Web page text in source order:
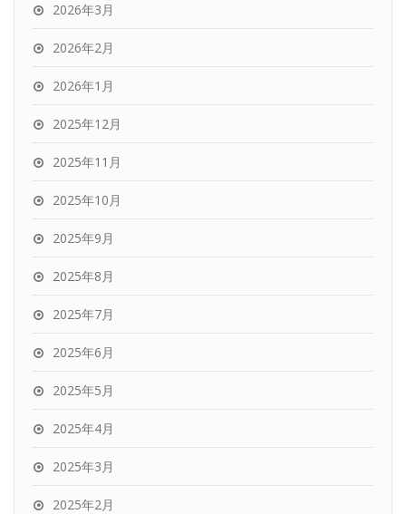
2026年3月
2026年2月
2026年1月
2025年12月
2025年11月
2025年10月
2025年9月
2025年8月
2025年7月
2025年6月
2025年5月
2025年4月
2025年3月
2025年2月